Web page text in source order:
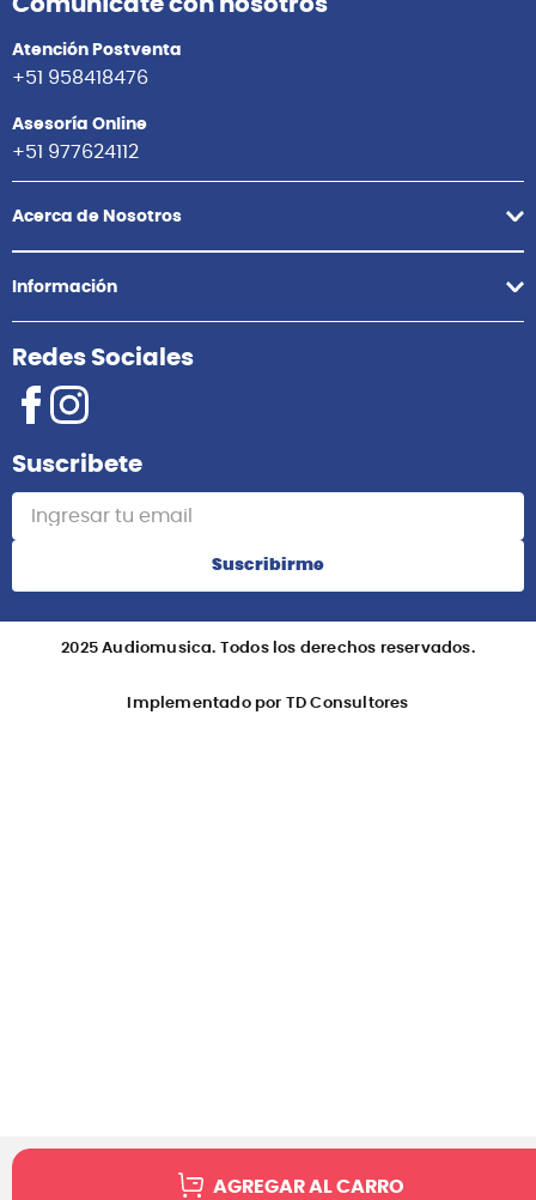
AGREGAR AL CARRO
Comunícate con nosotros
Atención Postventa
+51 958418476
Asesoría Online
+51 977624112
Acerca de Nosotros
Información
Redes Sociales
Suscribete
Suscribirme
2025 Audiomusica. Todos los derechos reservados.
Implementado por TD Consultores